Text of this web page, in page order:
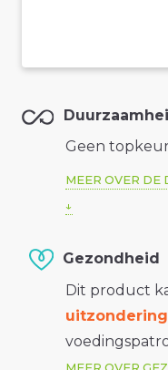
Geen
MEER OVER DE
Gezondheid
Dit product
uitzondering